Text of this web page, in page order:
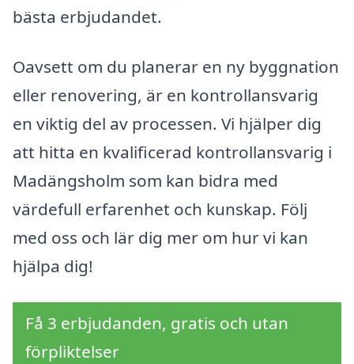
bästa erbjudandet.
Oavsett om du planerar en ny byggnation
eller renovering, är en kontrollansvarig
en viktig del av processen. Vi hjälper dig
att hitta en kvalificerad kontrollansvarig i
Madängsholm som kan bidra med
värdefull erfarenhet och kunskap. Följ
med oss och lär dig mer om hur vi kan
hjälpa dig!
Få 3 erbjudanden, gratis och utan
förpliktelser